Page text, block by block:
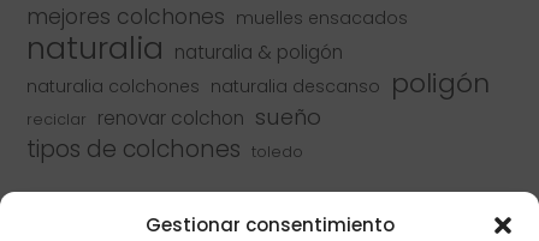
Gestionar consentimiento
mejores colchones muelles ensacados
naturalia naturalia & poligón
naturalia colchones naturalia descanso poligón
reciclar renovar colchon sueño
tipos de colchones toledo